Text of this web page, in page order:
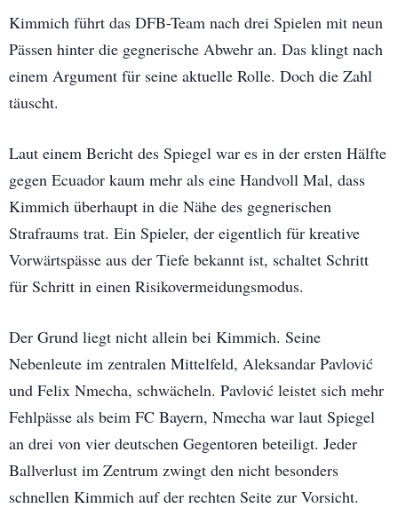
Kimmich führt das DFB-Team nach drei Spielen mit neun
Pässen hinter die gegnerische Abwehr an. Das klingt nach
einem Argument für seine aktuelle Rolle. Doch die Zahl
täuscht.
Laut einem Bericht des Spiegel war es in der ersten Hälfte
gegen Ecuador kaum mehr als eine Handvoll Mal, dass
Kimmich überhaupt in die Nähe des gegnerischen
Strafraums trat. Ein Spieler, der eigentlich für kreative
Vorwärtspässe aus der Tiefe bekannt ist, schaltet Schritt
für Schritt in einen Risikovermeidungsmodus.
Der Grund liegt nicht allein bei Kimmich. Seine
Nebenleute im zentralen Mittelfeld, Aleksandar Pavlović
und Felix Nmecha, schwächeln. Pavlović leistet sich mehr
Fehlpässe als beim FC Bayern, Nmecha war laut Spiegel
an drei von vier deutschen Gegentoren beteiligt. Jeder
Ballverlust im Zentrum zwingt den nicht besonders
schnellen Kimmich auf der rechten Seite zur Vorsicht.